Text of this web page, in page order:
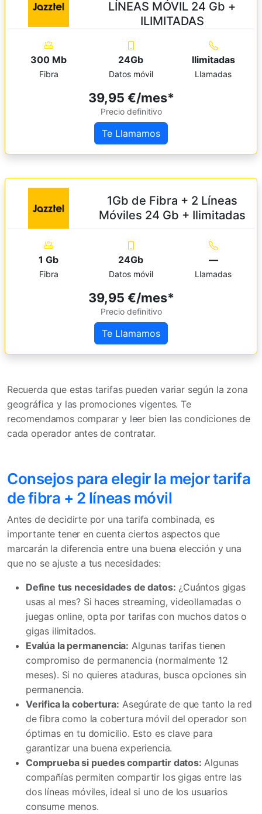
LÍNEAS MÓVIL 24 Gb +
ILIMITADAS
300 Mb
Fibra
24Gb
Datos móvil
Ilimitadas
Llamadas
39,95 €/mes*
Precio definitivo
Te Llamamos
1Gb de Fibra + 2 Líneas
Móviles 24 Gb + Ilimitadas
1 Gb
Fibra
24Gb
Datos móvil
—
Llamadas
39,95 €/mes*
Precio definitivo
Te Llamamos
Recuerda que estas tarifas pueden variar según la zona
geográfica y las promociones vigentes. Te
recomendamos comparar y leer bien las condiciones de
cada operador antes de contratar.
Consejos para elegir la mejor tarifa
de fibra + 2 líneas móvil
Antes de decidirte por una tarifa combinada, es
importante tener en cuenta ciertos aspectos que
marcarán la diferencia entre una buena elección y una
que no se ajuste a tus necesidades:
Define tus necesidades de datos: ¿Cuántos gigas
usas al mes? Si haces streaming, videollamadas o
juegas online, opta por tarifas con muchos datos o
gigas ilimitados.
Evalúa la permanencia: Algunas tarifas tienen
compromiso de permanencia (normalmente 12
meses). Si no quieres ataduras, busca opciones sin
permanencia.
Verifica la cobertura: Asegúrate de que tanto la red
de fibra como la cobertura móvil del operador son
óptimas en tu domicilio. Esto es clave para
garantizar una buena experiencia.
Comprueba si puedes compartir datos: Algunas
compañías permiten compartir los gigas entre las
dos líneas móviles, ideal si uno de los usuarios
consume menos.